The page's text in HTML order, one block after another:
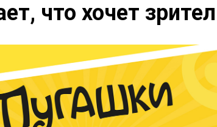
что хочет